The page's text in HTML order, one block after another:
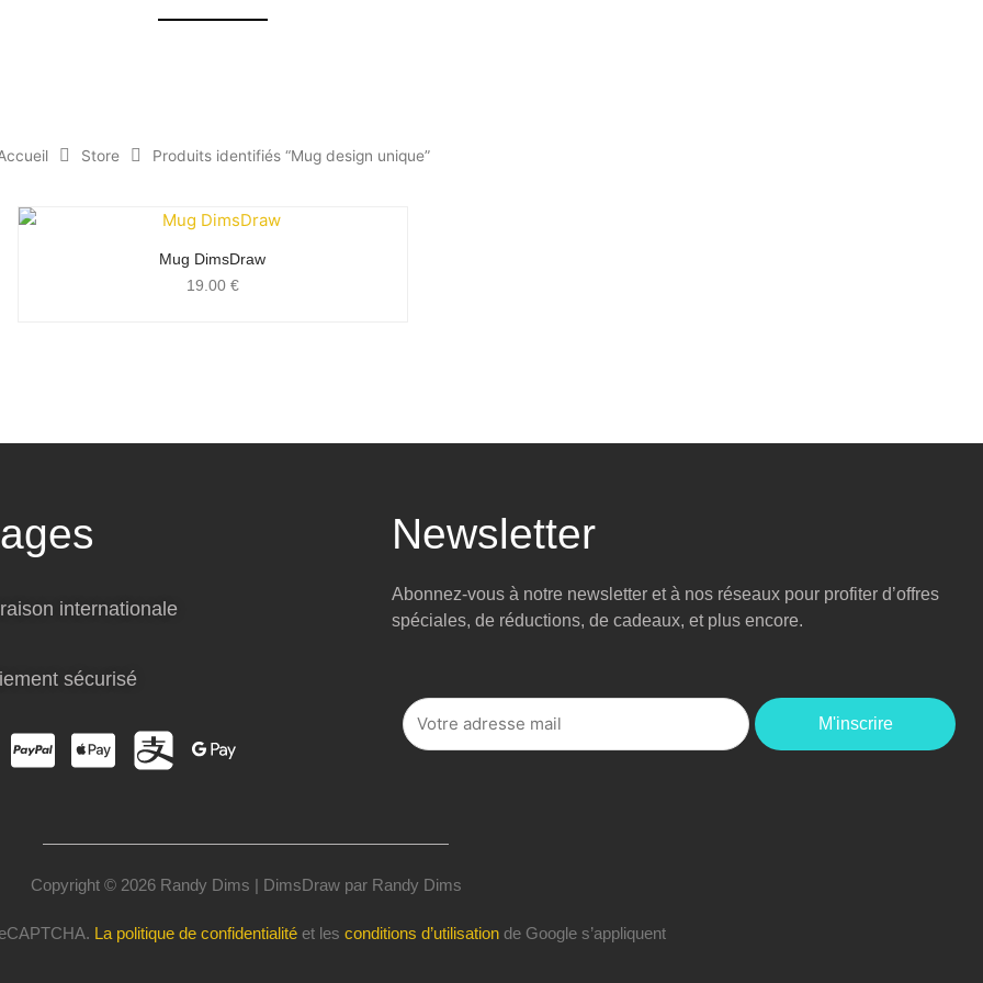
Store Produits identifiés “Mug design unique”
Mug DimsDraw
19.00 €
internationale
sécurisé
Newsletter
Abonnez-vous à notre newsletter et à nos réseaux pour profiter d’offres
spéciales, de réductions, de cadeaux, et plus encore.
M'inscrire
Copyright © 2026 Randy Dims | DimsDraw par Randy Dims
La politique de confidentialité et les conditions d’utilisation de Google s’appliquent